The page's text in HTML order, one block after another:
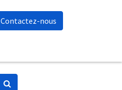
Contactez-nous